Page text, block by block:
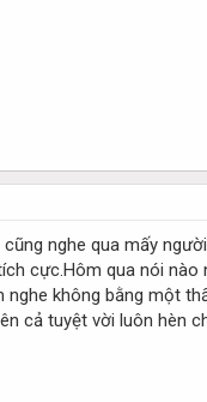
nghe qua mấy
cực.Hôm qua nói nào
không bằng một
cả tuyệt vời luôn hèn